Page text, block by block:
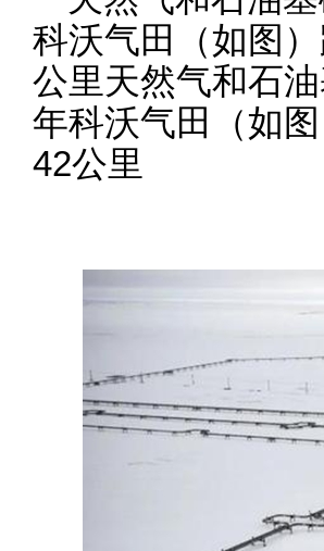
科沃气田（如图
公里天然气和石
年科沃气田（如
42公里